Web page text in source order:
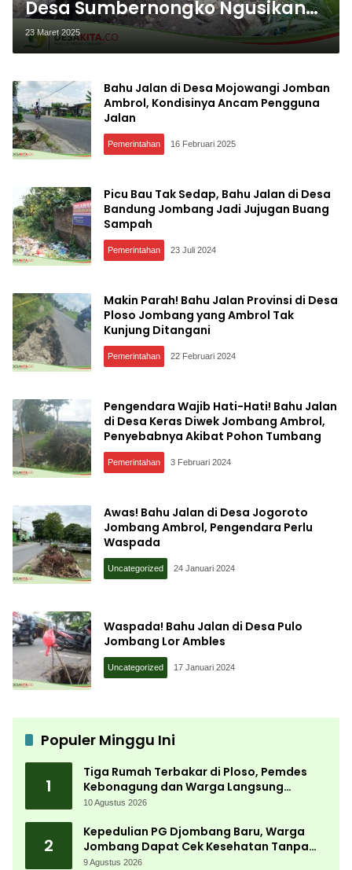
Desa Sumbernongko Ngusikan
Jombang Ambrol
23 Maret 2025
Bahu Jalan di Desa Mojowangi Jomban
Ambrol, Kondisinya Ancam Pengguna
Jalan
Pemerintahan 16 Februari 2025
Picu Bau Tak Sedap, Bahu Jalan di Desa
Bandung Jombang Jadi Jujugan Buang
Sampah
Pemerintahan 23 Juli 2024
Makin Parah! Bahu Jalan Provinsi di Desa
Ploso Jombang yang Ambrol Tak
Kunjung Ditangani
Pemerintahan 22 Februari 2024
Pengendara Wajib Hati-Hati! Bahu Jalan
di Desa Keras Diwek Jombang Ambrol,
Penyebabnya Akibat Pohon Tumbang
Pemerintahan 3 Februari 2024
Awas! Bahu Jalan di Desa Jogoroto
Jombang Ambrol, Pengendara Perlu
Waspada
Uncategorized 24 Januari 2024
Waspada! Bahu Jalan di Desa Pulo
Jombang Lor Ambles
Uncategorized 17 Januari 2024
Populer Minggu Ini
1
Tiga Rumah Terbakar di Ploso, Pemdes
Kebonagung dan Warga Langsung
Bergerak Bantu Korban
10 Agustus 2026
2
Kepedulian PG Djombang Baru, Warga
Jombang Dapat Cek Kesehatan Tanpa
Biaya
9 Agustus 2026